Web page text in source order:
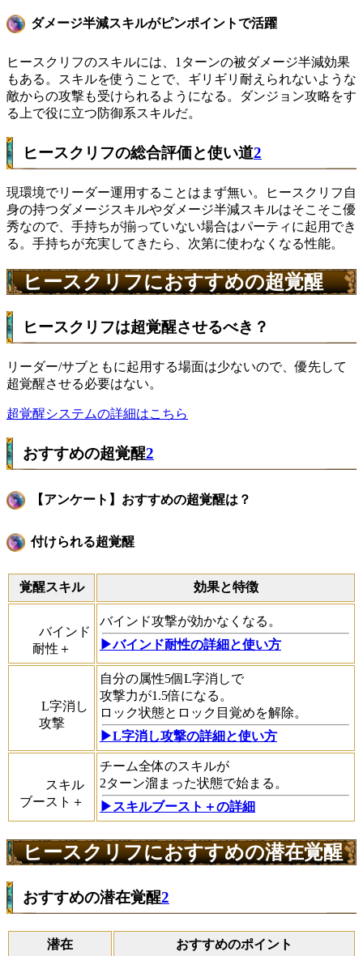
ダメージ半減スキルがピンポイントで活躍
ヒースクリフのスキルには、1ターンの被ダメージ半減効果
もある。スキルを使うことで、ギリギリ耐えられないような
敵からの攻撃も受けられるようになる。ダンジョン攻略をす
る上で役に立つ防御系スキルだ。
ヒースクリフの総合評価と使い道2
現環境でリーダー運用することはまず無い。ヒースクリフ自
身の持つダメージスキルやダメージ半減スキルはそこそこ優
秀なので、手持ちが揃っていない場合はパーティに起用でき
る。手持ちが充実してきたら、次第に使わなくなる性能。
ヒースクリフにおすすめの超覚醒
ヒースクリフは超覚醒させるべき？
リーダー/サブともに起用する場面は少ないので、優先して
超覚醒させる必要はない。
超覚醒システムの詳細はこちら
おすすめの超覚醒2
【アンケート】おすすめの超覚醒は？
付けられる超覚醒
覚醒スキル 効果と特徴
バインド
耐性＋
バインド攻撃が効かなくなる。
▶︎バインド耐性の詳細と使い方
L字消し
攻撃
自分の属性5個L字消しで
攻撃力が1.5倍になる。
ロック状態とロック目覚めを解除。
▶L字消し攻撃の詳細と使い方
スキル
ブースト＋
チーム全体のスキルが
2ターン溜まった状態で始まる。
▶スキルブースト＋の詳細
ヒースクリフにおすすめの潜在覚醒
おすすめの潜在覚醒2
潜在 おすすめのポイント